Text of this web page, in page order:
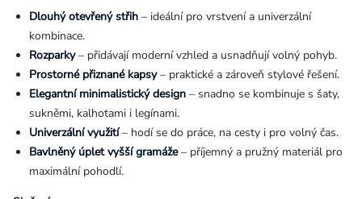
Dlouhý otevřený střih – ideální pro vrstvení a univerzální
kombinace.
Rozparky– přidávají moderní vzhled a usnadňují volný pohyb.
Prostorné přiznané kapsy– praktické a zároveň stylové řešení.
Elegantní minimalistický design – snadno se kombinuje s šaty,
sukněmi, kalhotami i legínami.
Univerzální využití– hodí se do práce, na cesty i pro volný čas.
Bavlněný úplet vyšší gramáže– příjemný a pružný materiál pro
maximální pohodlí.